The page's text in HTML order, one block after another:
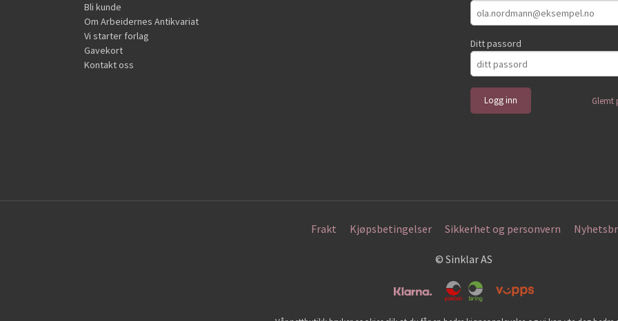
Bli kunde
Om Arbeidernes Antikvariat
Vi starter forlag
Gavekort
Kontakt oss
Ditt passord
Glemt
Frakt Kjøpsbetingelser Sikkerhet og personvern
© Sinklar AS